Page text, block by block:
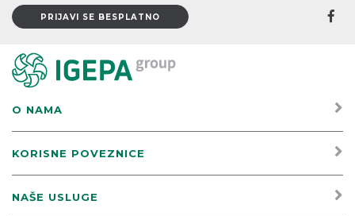
O NAMA
KORISNE POVEZNICE
NAŠE USLUGE